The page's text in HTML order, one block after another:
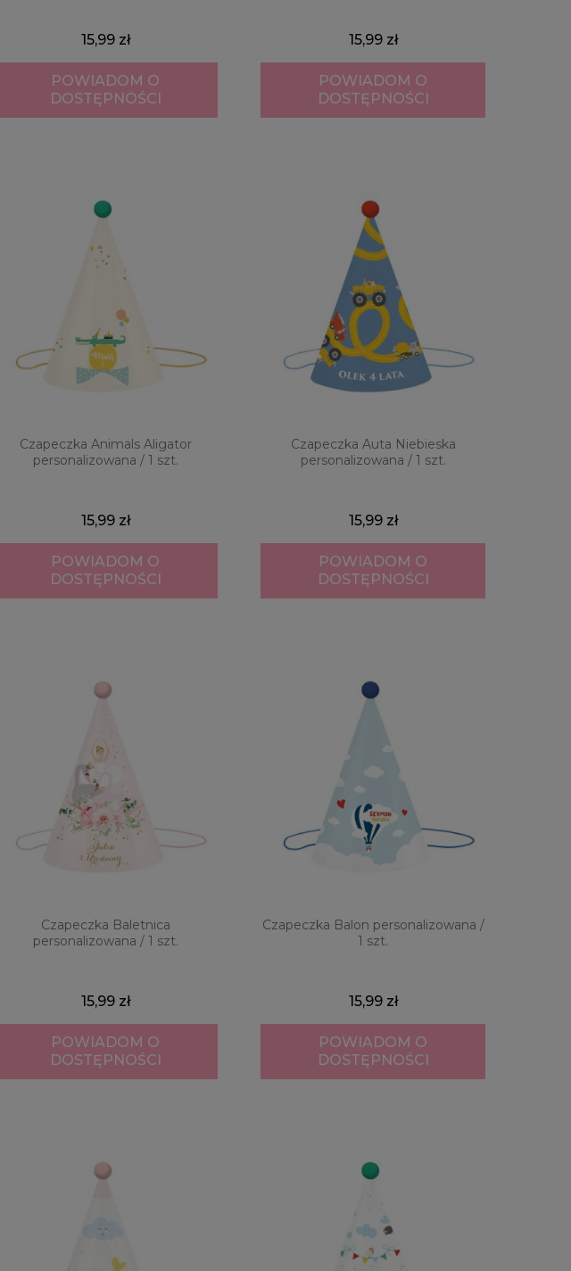
15,99 zł
POWIADOM O
DOSTĘPNOŚCI
15,99 zł
POWIADOM O
DOSTĘPNOŚCI
Czapeczka Animals Aligator
personalizowana / 1 szt.
15,99 zł
POWIADOM O
DOSTĘPNOŚCI
Czapeczka Auta Niebieska
personalizowana / 1 szt.
15,99 zł
POWIADOM O
DOSTĘPNOŚCI
Czapeczka Baletnica
personalizowana / 1 szt.
15,99 zł
POWIADOM O
DOSTĘPNOŚCI
Czapeczka Balon personalizowana /
1 szt.
15,99 zł
POWIADOM O
DOSTĘPNOŚCI